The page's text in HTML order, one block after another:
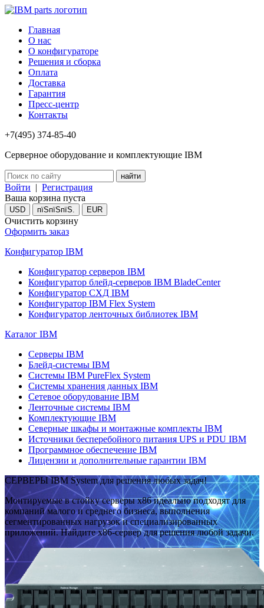
Главная
О нас
О конфигураторе
Решения и сборка
Оплата
Доставка
Гарантия
Пресс-центр
Контакты
+7(495) 374-85-40
Серверное оборудование и комплектующие IBM
Войти | Регистрация
Ваша корзина пуста
USD пїЅпїЅпїЅ. EUR
Очистить корзину
Оформить заказ
Конфигуратор IBM
Конфигуратор серверов IBM
Конфигуратор блейд-серверов IBM BladeCenter
Конфигуратор СХД IBM
Конфигуратор IBM Flex System
Конфигуратор ленточных библиотек IBM
Каталог IBM
Серверы IBM
Блейд-системы IBM
Системы IBM PureFlex System
Системы хранения данных IBM
Сетевое оборудование IBM
Ленточные системы IBM
Комплектующие IBM
Северные шкафы и монтажные комплекты IBM
Источники бесперебойного питания UPS и PDU IBM
Программное обеспечение IBM
Лицензии и дополнительные гарантии IBM
СЕРВЕРЫ IBM System для решения любых задач!
Монтируемые в стойку серверы x86 идеально подходят для
компаний малого и среднего бизнеса, выполнения
сегментированных нагрузок и специализированных
приложений. Найдите x86-сервер для решения любой задачи.